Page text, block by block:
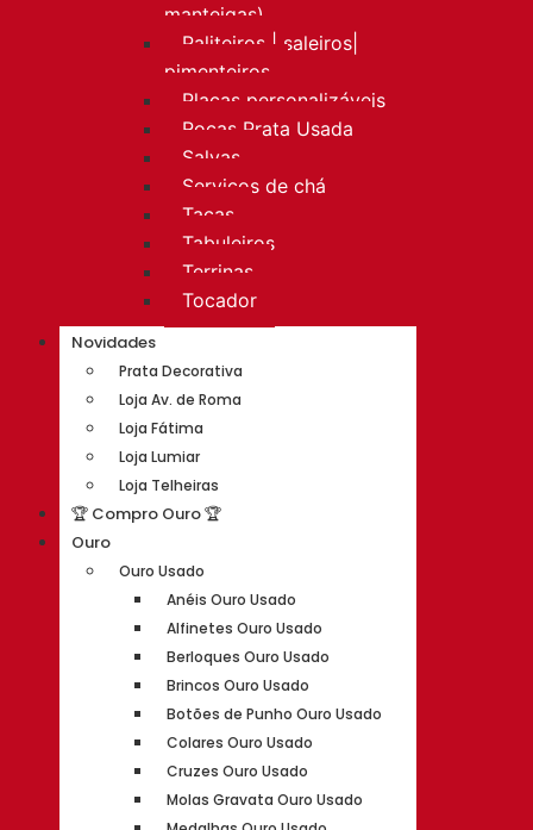
manteigas)
Paliteiros | saleiros|
pimenteiros
Placas personalizáveis
Rocas Prata Usada
Salvas
Serviços de chá
Taças
Tabuleiros
Terrinas
Tocador
Novidades
Prata Decorativa
Loja Av. de Roma
Loja Fátima
Loja Lumiar
Loja Telheiras
🏆 Compro Ouro 🏆
Ouro
Ouro Usado
Anéis Ouro Usado
Alfinetes Ouro Usado
Berloques Ouro Usado
Brincos Ouro Usado
Botões de Punho Ouro Usado
Colares Ouro Usado
Cruzes Ouro Usado
Molas Gravata Ouro Usado